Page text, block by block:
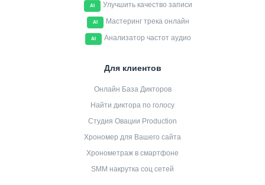
AI Улучшить качество записи
AI Мастеринг трека онлайн
AI Анализатор частот аудио
Для клиентов
Онлайн База Дикторов
Найти диктора по голосу
Студия Овации Production
Хрономер для Вашего сайта
Хронометраж в смартфоне
SMM накрутка соц сетей